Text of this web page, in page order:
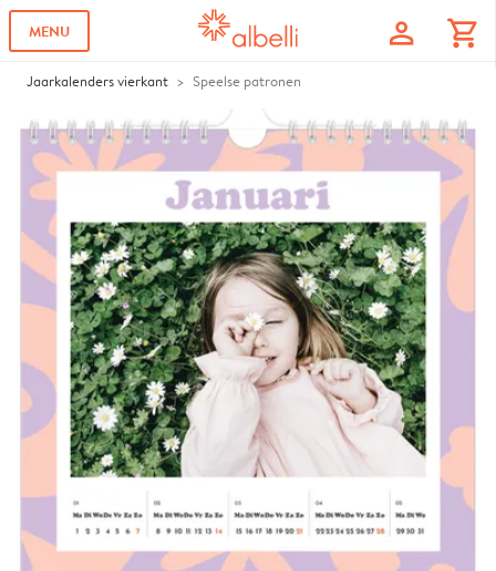
MENU profile shopping_cart
Jaarkalenders vierkant Speelse patronen